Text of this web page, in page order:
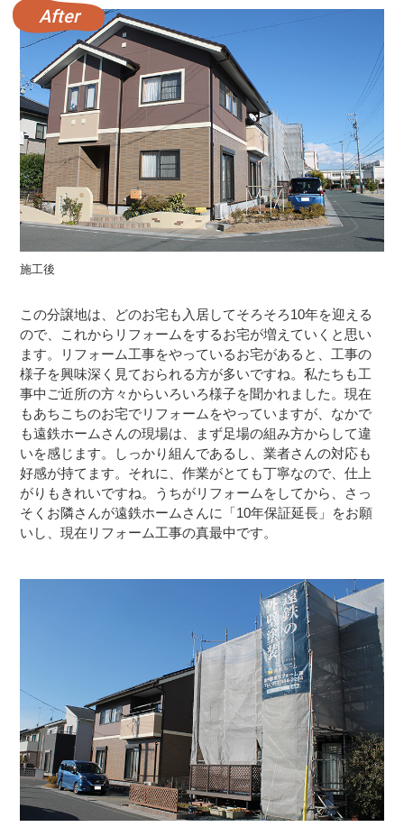
施工後
この分譲地は、どのお宅も入居してそろそろ10年を迎える
ので、これからリフォームをするお宅が増えていくと思い
ます。リフォーム工事をやっているお宅があると、工事の
様子を興味深く見ておられる方が多いですね。私たちも工
事中ご近所の方々からいろいろ様子を聞かれました。現在
もあちこちのお宅でリフォームをやっていますが、なかで
も遠鉄ホームさんの現場は、まず足場の組み方からして違
いを感じます。しっかり組んであるし、業者さんの対応も
好感が持てます。それに、作業がとても丁寧なので、仕上
がりもきれいですね。うちがリフォームをしてから、さっ
そくお隣さんが遠鉄ホームさんに「10年保証延長」をお願
いし、現在リフォーム工事の真最中です。